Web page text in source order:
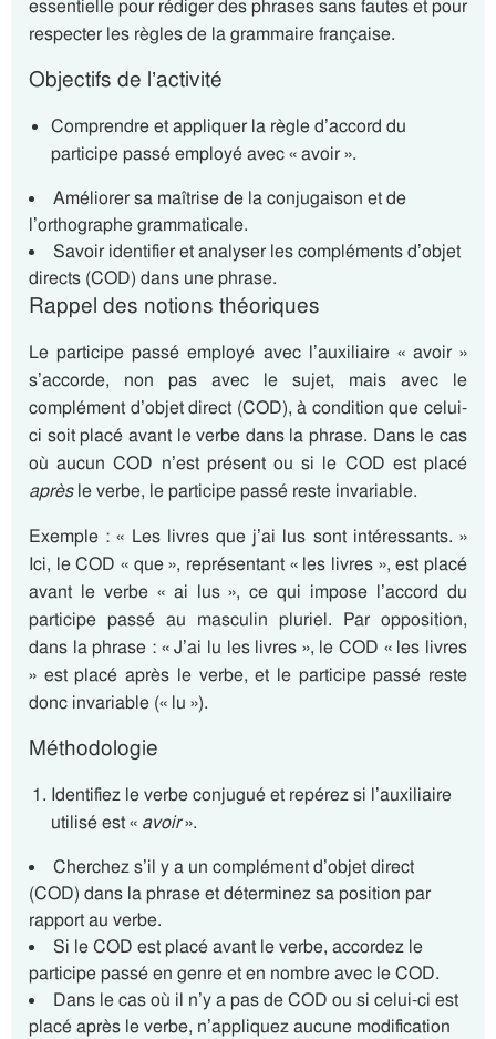
essentielle pour rédiger des phrases sans fautes et pour
respecter les règles de la grammaire française.
Objectifs de l’activité
Comprendre et appliquer la règle d’accord du
participe passé employé avec « avoir ».
Améliorer sa maîtrise de la conjugaison et de
l’orthographe grammaticale.
Savoir identifier et analyser les compléments d’objet
directs (COD) dans une phrase.
Rappel des notions théoriques
Le participe passé employé avec l’auxiliaire « avoir »
s’accorde, non pas avec le sujet, mais avec le
complément d’objet direct (COD), à condition que celui-
ci soit placé avant le verbe dans la phrase. Dans le cas
où aucun COD n’est présent ou si le COD est placé
aprèsle verbe, le participe passé reste invariable.
Exemple : « Les livres que j’ai lus sont intéressants. »
Ici, le COD « que », représentant « les livres », est placé
avant le verbe « ai lus », ce qui impose l’accord du
participe passé au masculin pluriel. Par opposition,
dans la phrase : « J’ai lu les livres », le COD « les livres
» est placé après le verbe, et le participe passé reste
donc invariable (« lu »).
Méthodologie
Identifiez le verbe conjugué et repérez si l’auxiliaire
utilisé est « avoir».
Cherchez s’il y a un complément d’objet direct
(COD) dans la phrase et déterminez sa position par
rapport au verbe.
Si le COD est placé avant le verbe, accordez le
participe passé en genre et en nombre avec le COD.
Dans le cas où il n’y a pas de COD ou si celui-ci est
placé après le verbe, n’appliquez aucune modification